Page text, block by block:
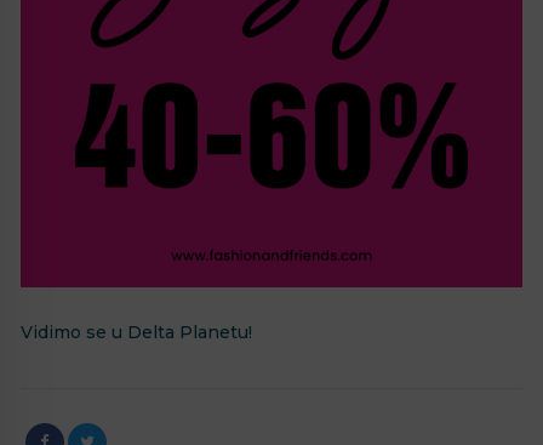
Vidimo se u Delta Planetu!